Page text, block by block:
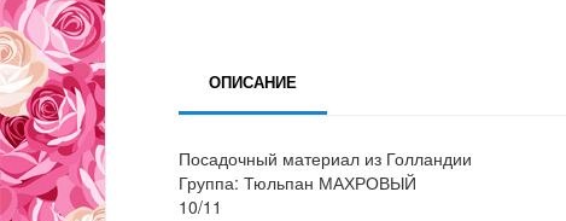
ОПИСАНИЕ
Посадочный материал из Голландии
Группа: Тюльпан МАХРОВЫЙ
10/11